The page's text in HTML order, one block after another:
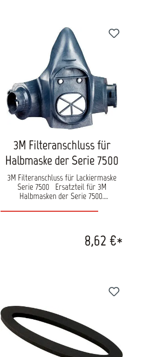
3M Filteranschluss für
Halbmaske der Serie 7500
3M Filteranschluss für Lackiermaske
Serie 7500 Ersatzteil für 3M
Halbmasken der Serie 7500.
8,62 €*